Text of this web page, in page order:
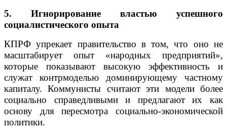
5. Игнорирование властью успешного
социалистического опыта
КПРФ упрекает правительство в том, что оно не
масштабирует опыт «народных предприятий»,
которые показывают высокую эффективность и
служат контрмоделью доминирующему частному
капиталу. Коммунисты считают эти модели более
социально справедливыми и предлагают их как
основу для пересмотра социально-экономической
политики.